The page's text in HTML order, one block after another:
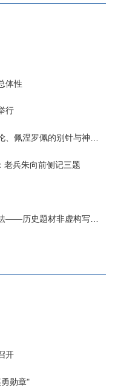
体性
行
罗佩的别针与神秘入侵者
老兵朱向前侧记三题
史题材非虚构写作多人谈
开
勋章"